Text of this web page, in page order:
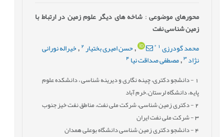
محورهای موضوعی: شاخه های دیگر علوم زمین در ارتباط با
زمین شناسی نفت
محمد گودرزی *
,حسن امیری بختیار 2
, خیراله نورانی
نژاد 3
,مصطفی صداقت نیا4
- دانشجو دکتری، چینه نگاری و دیرینه شناسی ، دانشکده علوم
پایه، دانشگاه لرستان.خرم آباد
2- دکتری زمین شناسی، شرکت ملی نفت، مناطق نفت خیز جنوب
3- شرکت ملی نفت ایران
4- دانشجو دکتری زمین شناسی دانشگاه بوعلی همدان